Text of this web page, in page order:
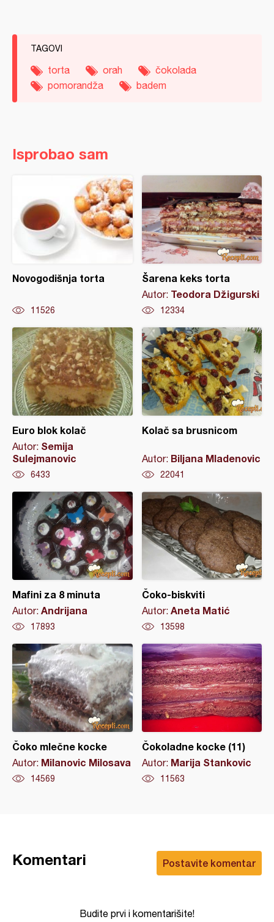
TAGOVI
torta orah
čokolada
pomorandža
badem
Isprobao sam
Novogodišnja torta
11526
Šarena keks torta
Autor: Teodora Džigurski
12334
Euro blok kolač
Autor: Semija
Sulejmanovic
6433
Kolač sa brusnicom
Autor: Biljana Mladenovic
22041
Mafini za 8 minuta
Autor: Andrijana
17893
Čoko-biskviti
Autor: Aneta Matić
13598
Čoko mlečne kocke
Autor: Milanovic Milosava
14569
Čokoladne kocke (11)
Autor: Marija Stankovic
11563
Postavite komentar
Komentari
Budite prvi i komentarišite!